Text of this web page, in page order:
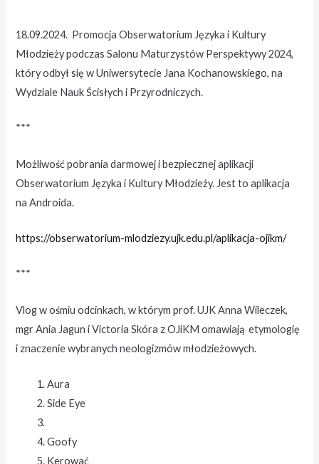
18.09.2024. Promocja Obserwatorium Języka i Kultury
Młodzieży podczas Salonu Maturzystów Perspektywy 2024,
który odbył się w Uniwersytecie Jana Kochanowskiego, na
Wydziale Nauk Ścisłych i Przyrodniczych.
***
Możliwość pobrania darmowej i bezpiecznej aplikacji
Obserwatorium Języka i Kultury Młodzieży. Jest to aplikacja
na Androida.
https://obserwatorium-mlodziezy.ujk.edu.pl/aplikacja-ojikm/
***
Vlog w ośmiu odcinkach, w którym prof. UJK Anna Wileczek,
mgr Ania Jagun i Victoria Skóra z OJiKM omawiają etymologię
i znaczenie wybranych neologizmów młodzieżowych.
Aura
Side Eye
Goofy
Kerować